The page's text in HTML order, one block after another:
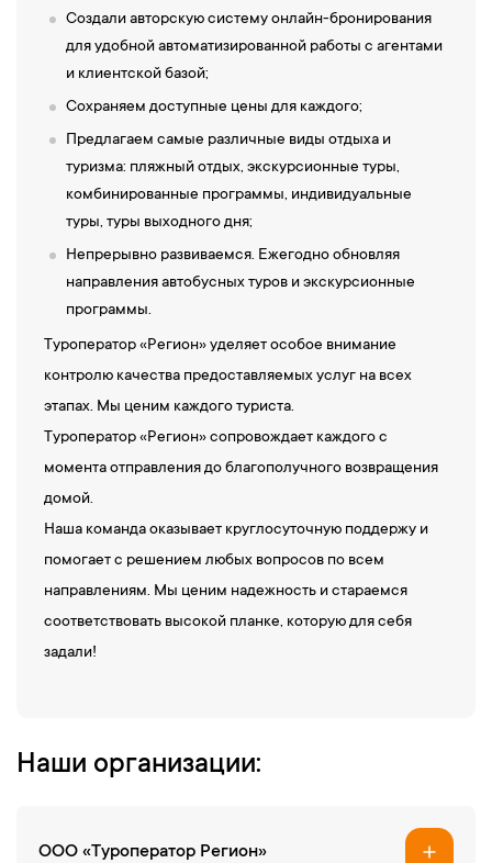
Создали авторскую систему онлайн-бронирования
для удобной автоматизированной работы с агентами
и клиентской базой;
Сохраняем доступные цены для каждого;
Предлагаем самые различные виды отдыха и
туризма: пляжный отдых, экскурсионные туры,
комбинированные программы, индивидуальные
туры, туры выходного дня;
Непрерывно развиваемся. Ежегодно обновляя
направления автобусных туров и экскурсионные
программы.
Туроператор «Регион» уделяет особое внимание
контролю качества предоставляемых услуг на всех
этапах. Мы ценим каждого туриста.
Туроператор «Регион» сопровождает каждого с
момента отправления до благополучного возвращения
домой.
Наша команда оказывает круглосуточную поддержу и
помогает с решением любых вопросов по всем
направлениям. Мы ценим надежность и стараемся
соответствовать высокой планке, которую для себя
задали!
Наши организации:
ООО «Туроператор Регион»